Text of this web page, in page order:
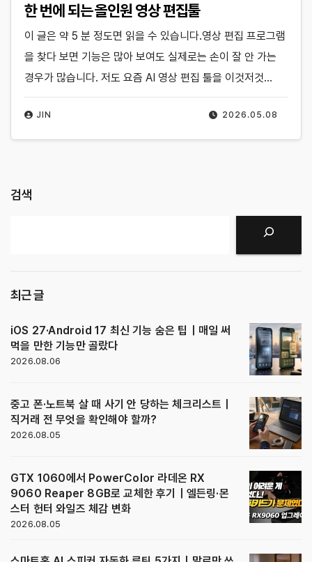
한 번에 되는 올인원 영상 편집툴
2026.05.08
JIN
이 글은 약 5 분 정도면 읽을 수 있습니다.영상 편집 프로그램
을 찾다 보면 기능은 많아 보여도 실제로는 손이 잘 안 가는
경우가 많습니다. 저도 요즘 AI 영상 편집 툴을 이것저것…
검색
최근 글
iOS 27·Android 17 최신 기능 숨은 팁｜매일 써
먹을 만한 기능만 골랐다
2026.08.06
중고 폰·노트북 살 때 사기 안 당하는 체크리스트｜
직거래 전 무엇을 확인해야 할까?
2026.08.05
GTX 1060에서 PowerColor 라데온 RX
9060 Reaper 8GB로 교체한 후기｜엘든링·몬
스터 헌터 와일즈 체감 변화
2026.08.05